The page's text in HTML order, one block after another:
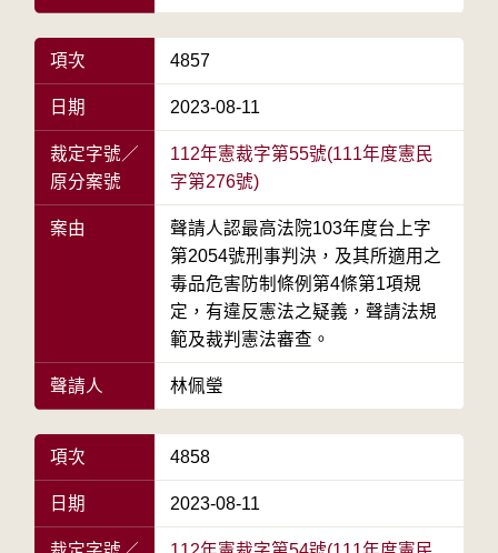
項次 4857
日期 2023-08-11
裁定字號／
原分案號
112年憲裁字第55號(111年度憲民
字第276號)
案由
聲請人認最高法院103年度台上字
第2054號刑事判決，及其所適用之
毒品危害防制條例第4條第1項規
定，有違反憲法之疑義，聲請法規
範及裁判憲法審查。
聲請人 林佩瑩
項次 4858
日期 2023-08-11